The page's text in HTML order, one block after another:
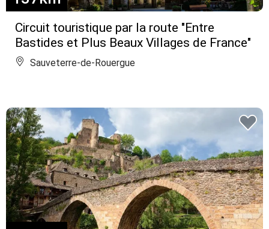
Circuit touristique par la route "Entre
Bastides et Plus Beaux Villages de France"
Sauveterre-de-Rouergue